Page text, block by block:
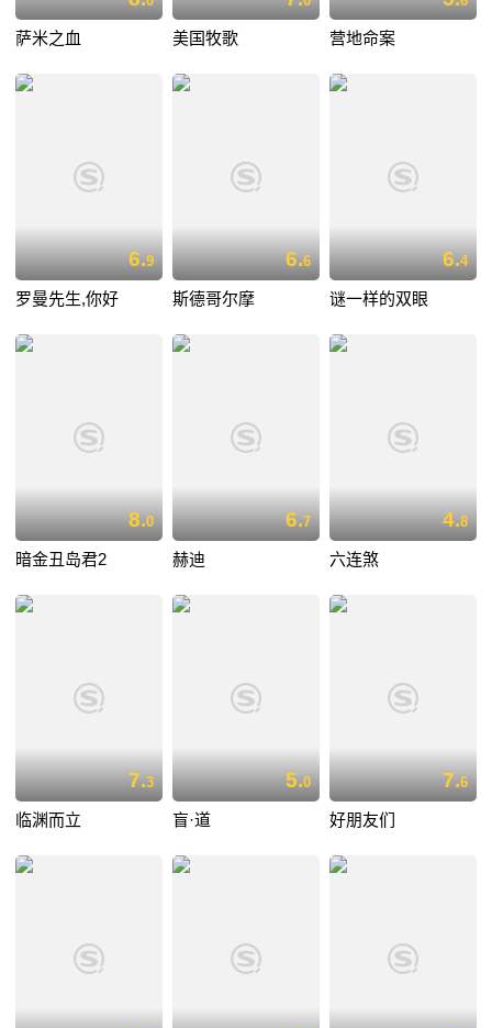
萨米之血 美国牧歌 营地命案
6.9
罗曼先生,你好
6.6
斯德哥尔摩
6.4
谜一样的双眼
8.0
暗金丑岛君2
6.7
赫迪
4.8
六连煞
7.3
临渊而立
5.0
盲·道
7.6
好朋友们